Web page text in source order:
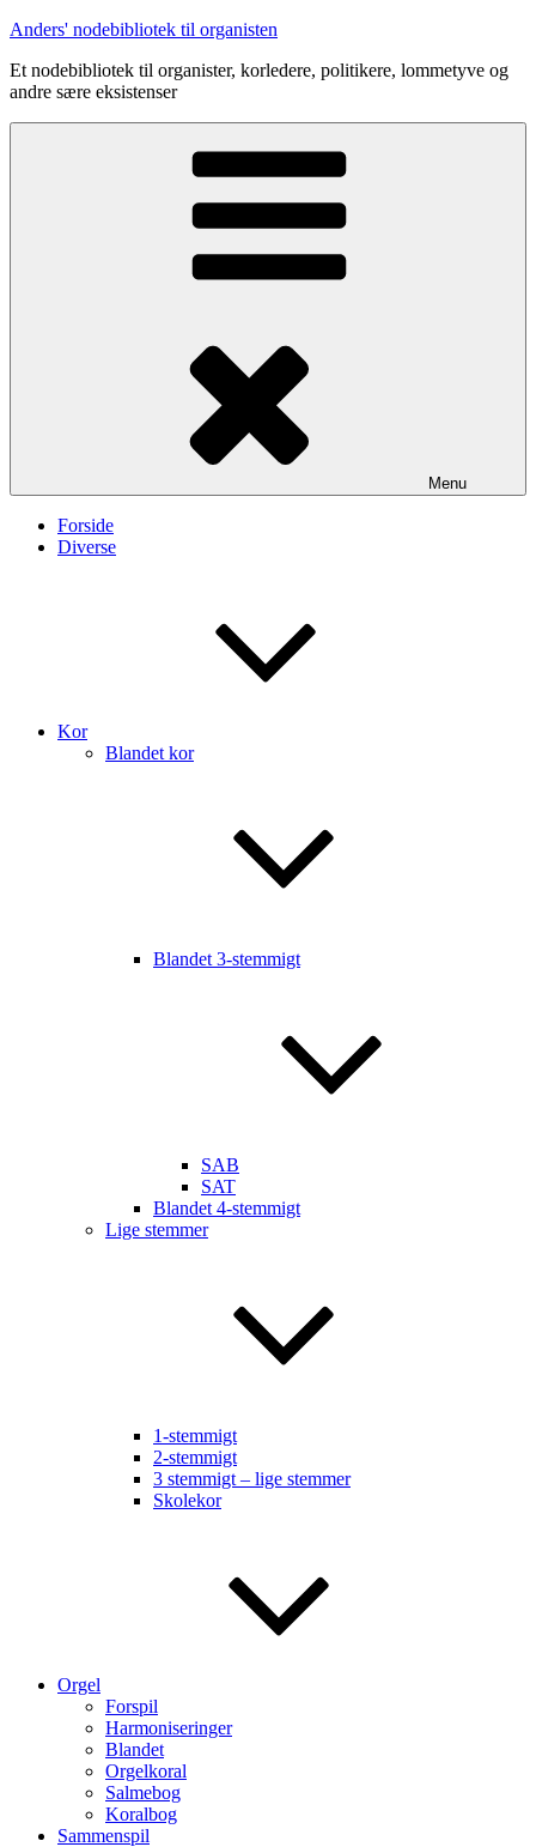
Videre
indhold
Anders' nodebibliotek til organisten
Et nodebibliotek til organister, korledere, politikere, lommetyve og
andre sære eksistenser
Menu
Forside
Diverse
Kor
Blandet kor
Blandet 3-stemmigt
SAB
SAT
Blandet 4-stemmigt
Lige stemmer
1-stemmigt
2-stemmigt
3 stemmigt – lige stemmer
Skolekor
Orgel
Forspil
Harmoniseringer
Blandet
Orgelkoral
Salmebog
Koralbog
Sammenspil